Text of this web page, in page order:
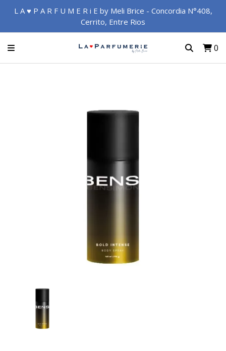
L A ♥ P A R F U M E R i E by Meli Brice - Concordia N°408,
Cerrito, Entre Rios
0